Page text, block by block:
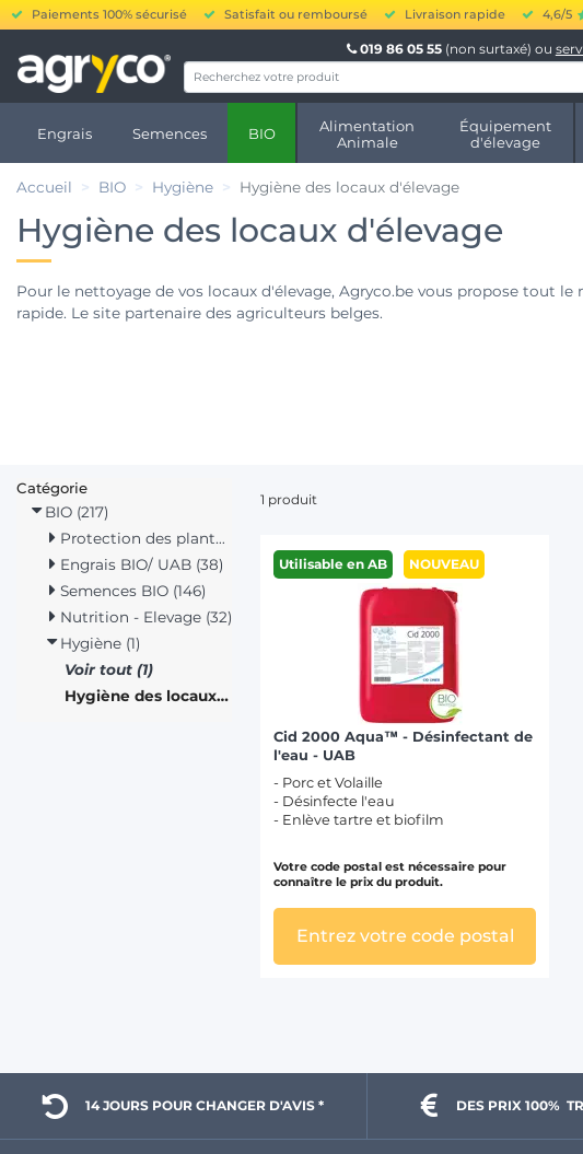
Paiements 100% sécurisé Satisfait ou remboursé Livraison rapide 4,6/5
019 86 05 55 (non surtaxé) ou
Engrais Semences BIO
Alimentation
Animale
Équipement
d'élevage
Accueil BIO Hygiène Hygiène des locaux d'élevage
Hygiène des locaux d'élevage
Pour le nettoyage de vos locaux d'élevage, Agryco.be vous propose tout
rapide. Le site partenaire des agriculteurs belges.
Catégorie
BIO (217)
Protection des plantes (8)
Engrais BIO/ UAB (38)
Semences BIO (146)
Nutrition - Elevage (32)
Hygiène (1)
Voir tout (1)
Hygiène des locaux d'élevage (1)
1 produit
Utilisable en AB NOUVEAU
Cid 2000 Aqua™ - Désinfectant de
l'eau - UAB
- Porc et Volaille
- Désinfecte l'eau
- Enlève tartre et biofilm
Votre code postal est nécessaire pour
connaître le prix du produit.
Entrez votre code postal
14 JOURS POUR CHANGER D'AVIS * DES PRIX 100%